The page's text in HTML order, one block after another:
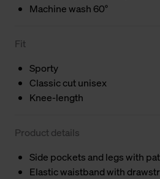
Machine wash 60°
Fit
Sporty
Classic cut unisex
Knee-length
Product details
Side pockets and legs with
Elastic waistband with